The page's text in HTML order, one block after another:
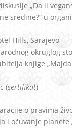
„Da li
sredine?“ u
Hills, Sarajevo
okruglog
knjige
(sertifikat)
o pravima
i očuvanje planete